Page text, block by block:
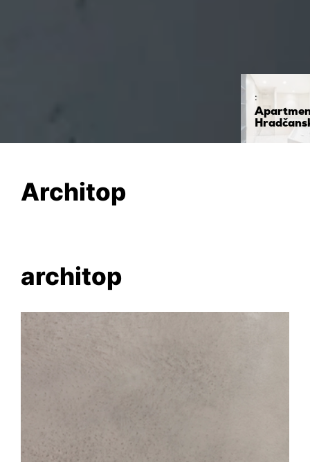
:
Architop
architop